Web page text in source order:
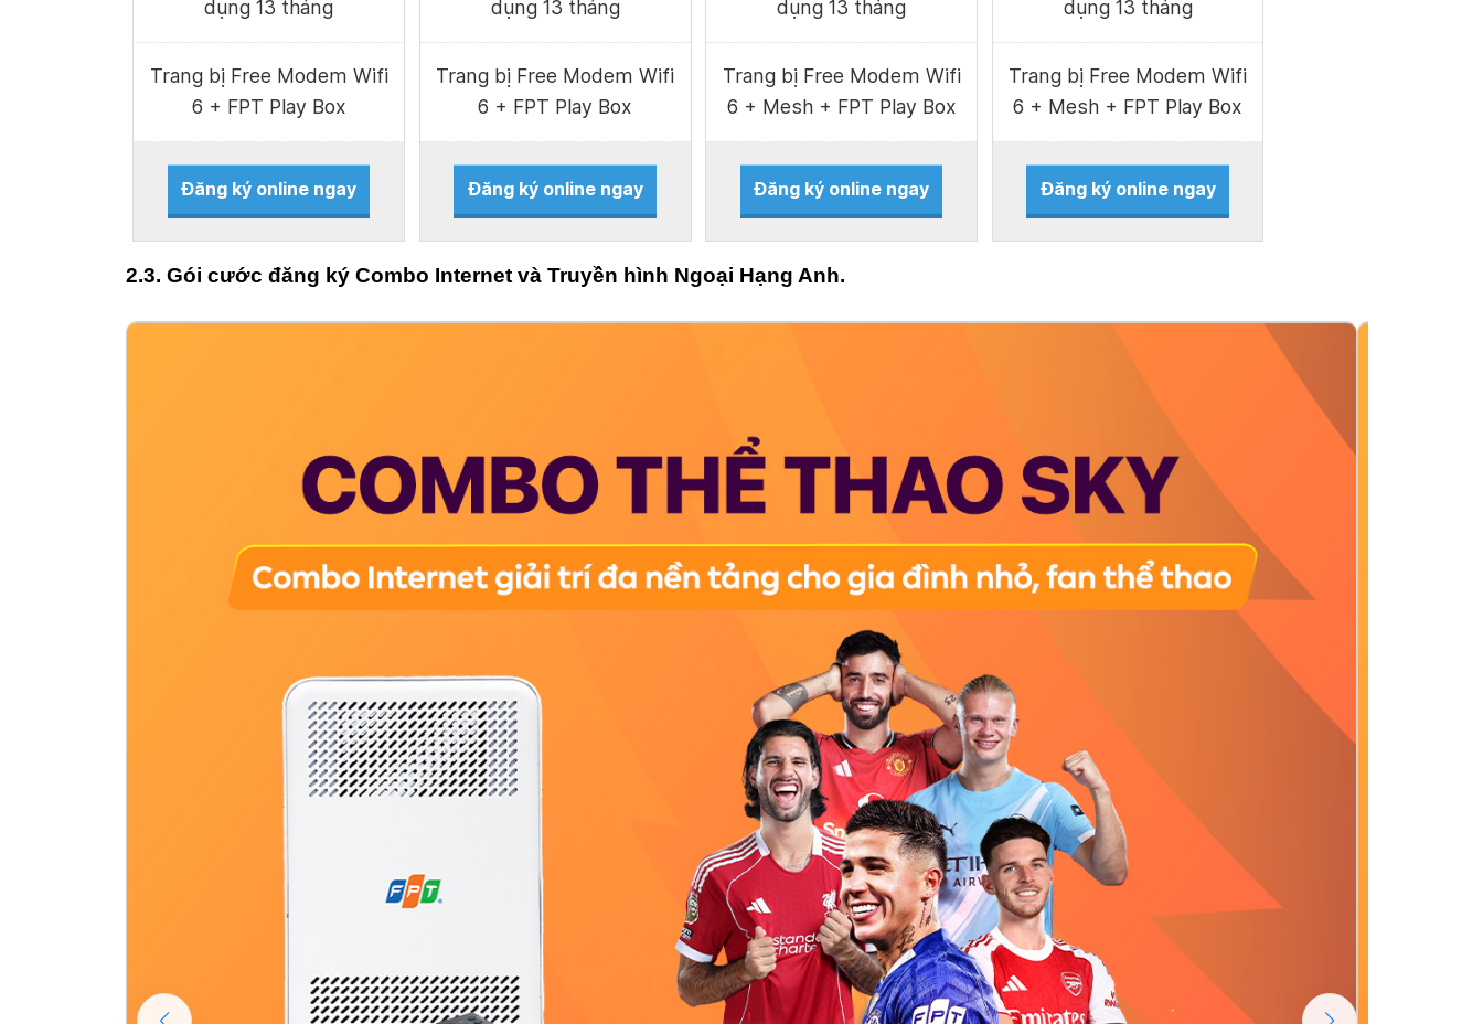
dụng 13 tháng
Trang bị Free Modem Wifi
6 + FPT Play Box
Đăng ký online ngay
dụng 13 tháng
Trang bị Free Modem Wifi
6 + FPT Play Box
Đăng ký online ngay
dụng 13 tháng
Trang bị Free Modem Wifi
6 + Mesh + FPT Play Box
Đăng ký online ngay
dụng 13 tháng
Trang bị Free Modem Wifi
6 + Mesh + FPT Play Box
Đăng ký online ngay
2.3. Gói cước đăng ký Combo Internet và Truyền hình Ngoại Hạng Anh.